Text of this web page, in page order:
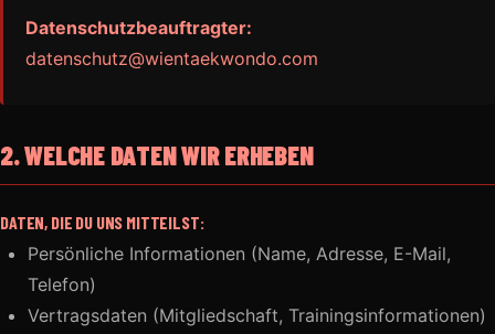
Datenschutzbeauftragter:
datenschutz@wientaekwondo.com
2. WELCHE DATEN WIR ERHEBEN
DATEN, DIE DU UNS MITTEILST:
Persönliche Informationen (Name, Adresse, E-Mail,
Telefon)
Vertragsdaten (Mitgliedschaft, Trainingsinformationen)